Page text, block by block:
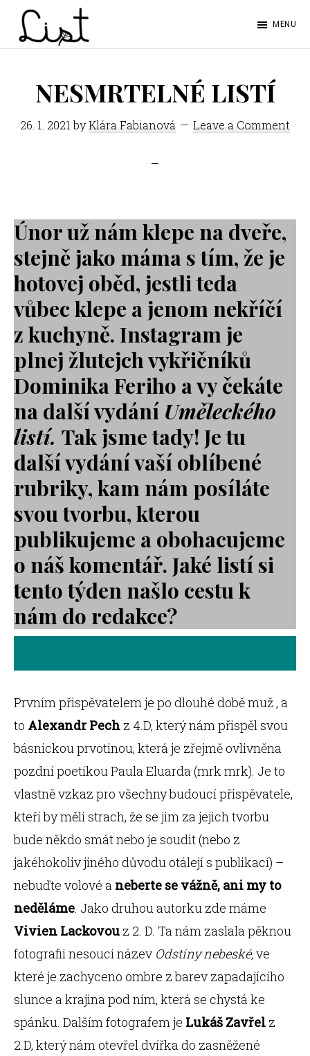
Skip
Skip
LIST
časopis
SŠPGHS
Litoměřice
MENU
NESMRTELNÉ LISTÍ
26. 1. 2021 byKlára Fabianová Leave a Comment
Únor už nám klepe na dveře,
stejně jako máma s tím, že je
hotovej oběd, jestli teda
vůbec klepe a jenom nekříčí
z kuchyně. Instagram je
plnej žlutejch vykřičníků
Dominika Feriho a vy čekáte
na další vydání Uměleckého
listí. Tak jsme tady! Je tu
další vydání vaší oblíbené
rubriky, kam nám posíláte
svou tvorbu, kterou
publikujeme a obohacujeme
o náš komentář. Jaké listí si
tento týden našlo cestu k
nám do redakce?
Prvním přispěvatelem je po dlouhé době muž , a
to Alexandr Pechz 4.D, který nám přispěl svou
básnickou prvotinou, která je zřejmě ovlivněna
pozdní poetikou Paula Eluarda (mrk mrk). Je to
vlastně vzkaz pro všechny budoucí přispěvatele,
kteří by měli strach, že se jim za jejich tvorbu
bude někdo smát nebo je soudit (nebo z
jakéhokoliv jiného důvodu otálejí s publikací) –
nebuďte volové a neberte se vážně, ani my to
neděláme. Jako druhou autorku zde máme
Vivien Lackovouz 2. D. Ta nám zaslala pěknou
fotografii nesoucí název Odstíny nebeské,ve
které je zachyceno ombre z barev zapadajícího
slunce a krajina pod ním, která se chystá ke
spánku. Dalším fotografem je Lukáš Zavřelz
2.D, který nám otevřel dvířka do zasněžené